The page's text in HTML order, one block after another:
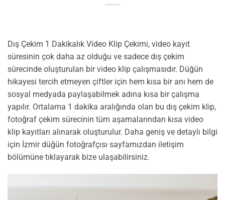
Dış Çekim 1 Dakikalık Video Klip Çekimi, video kayıt
süresinin çok daha az olduğu ve sadece dış çekim
sürecinde oluşturulan bir video klip çalışmasıdır. Düğün
hikayesi tercih etmeyen çiftler için hem kısa bir anı hem de
sosyal medyada paylaşabilmek adına kısa bir çalışma
yapılır. Ortalama 1 dakika aralığında olan bu dış çekim klip,
fotoğraf çekim sürecinin tüm aşamalarından kısa video
klip kayıtları alınarak oluşturulur. Daha geniş ve detaylı bilgi
için İzmir düğün fotoğrafçısı sayfamızdan iletişim
bölümüne tıklayarak bize ulaşabilirsiniz.